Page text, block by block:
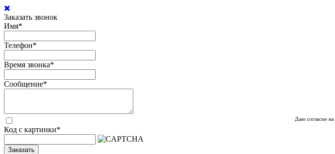
Заказать звонок
Имя*
Телефон*
Время звонка*
Сообщение*
Даю согласие на
Код с картинки*
Заказать